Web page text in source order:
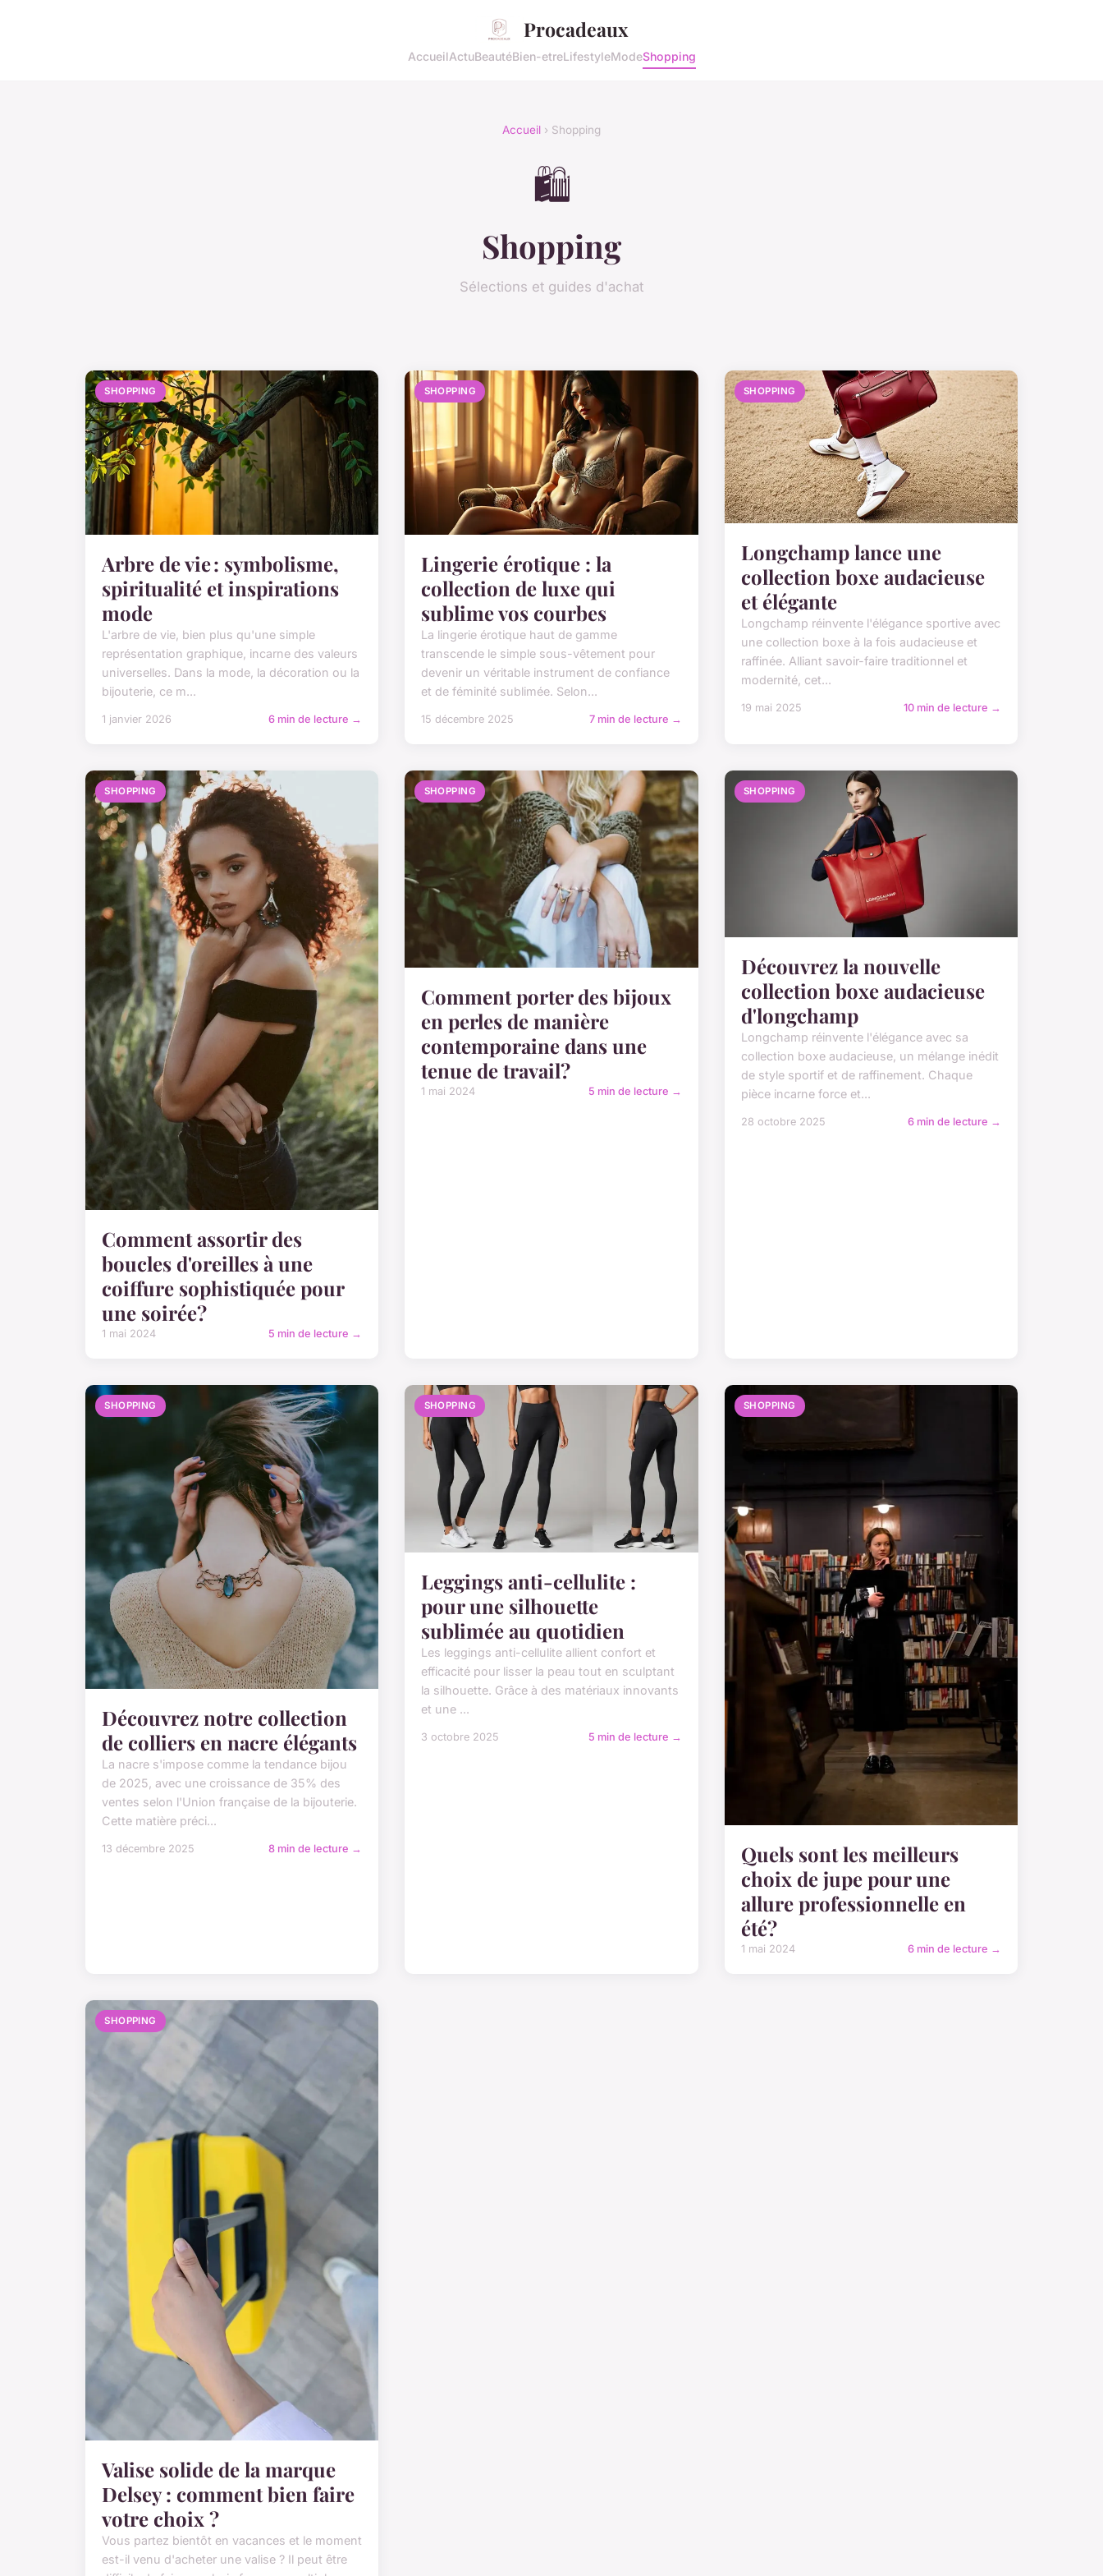
Procadeaux
AccueilActuBeautéBien-etreLifestyleModeShopping
Accueil › Shopping
🛍️
Shopping
Sélections et guides d'achat
SHOPPING
Arbre de vie : symbolisme,
spiritualité et inspirations
mode
L'arbre de vie, bien plus qu'une simple
représentation graphique, incarne des valeurs
universelles. Dans la mode, la décoration ou la
bijouterie, ce m...
1 janvier 2026 6 min de lecture →
SHOPPING
Lingerie érotique : la
collection de luxe qui
sublime vos courbes
La lingerie érotique haut de gamme
transcende le simple sous-vêtement pour
devenir un véritable instrument de confiance
et de féminité sublimée. Selon...
15 décembre 2025 7 min de lecture →
SHOPPING
Longchamp lance une
collection boxe audacieuse
et élégante
Longchamp réinvente l'élégance sportive avec
une collection boxe à la fois audacieuse et
raffinée. Alliant savoir-faire traditionnel et
modernité, cet...
19 mai 2025 10 min de lecture →
SHOPPING
Comment assortir des
boucles d'oreilles à une
coiffure sophistiquée pour
une soirée?
1 mai 2024 5 min de lecture →
SHOPPING
Comment porter des bijoux
en perles de manière
contemporaine dans une
tenue de travail?
1 mai 2024 5 min de lecture →
SHOPPING
Découvrez la nouvelle
collection boxe audacieuse
d'longchamp
Longchamp réinvente l'élégance avec sa
collection boxe audacieuse, un mélange inédit
de style sportif et de raffinement. Chaque
pièce incarne force et...
28 octobre 2025 6 min de lecture →
SHOPPING
Découvrez notre collection
de colliers en nacre élégants
La nacre s'impose comme la tendance bijou
de 2025, avec une croissance de 35% des
ventes selon l'Union française de la bijouterie.
Cette matière préci...
13 décembre 2025 8 min de lecture →
SHOPPING
Leggings anti-cellulite :
pour une silhouette
sublimée au quotidien
Les leggings anti-cellulite allient confort et
efficacité pour lisser la peau tout en sculptant
la silhouette. Grâce à des matériaux innovants
et une ...
3 octobre 2025 5 min de lecture →
SHOPPING
Quels sont les meilleurs
choix de jupe pour une
allure professionnelle en
été?
1 mai 2024 6 min de lecture →
SHOPPING
Valise solide de la marque
Delsey : comment bien faire
votre choix ?
Vous partez bientôt en vacances et le moment
est-il venu d'acheter une valise ? Il peut être